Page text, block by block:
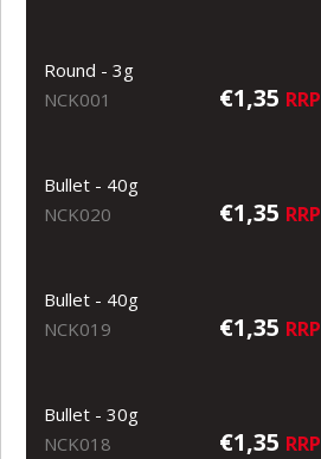
Round - 3g
NCK001
€1,35 RRP
Bullet - 40g
NCK020
€1,35 RRP
Bullet - 40g
NCK019
€1,35 RRP
Bullet - 30g
NCK018
€1,35 RRP